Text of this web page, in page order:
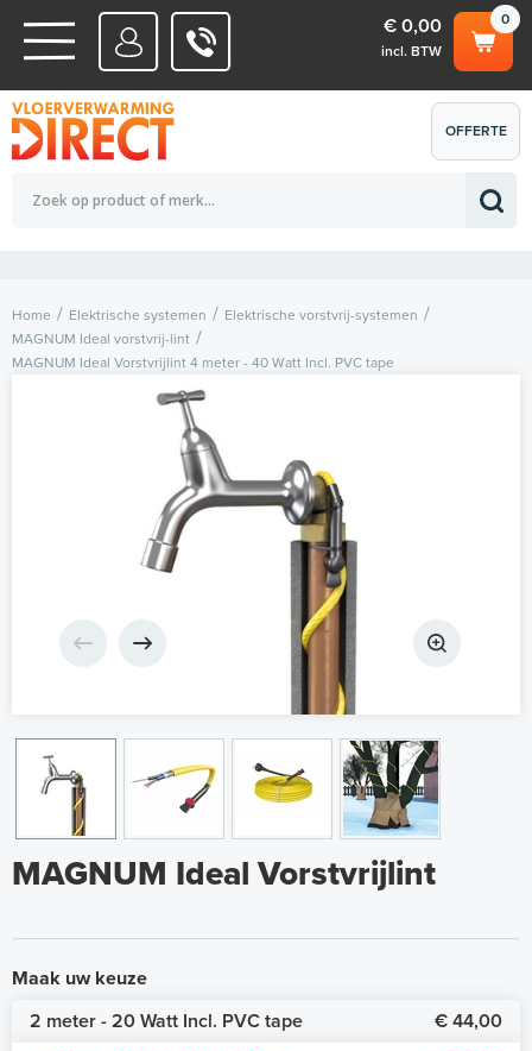
WATERSYSTEMEN
ELEKTRISCHE SYSTEMEN
0
€ 0,00
incl. BTW
Totaalbedrag (incl. BTW) € 0,00
OFFERTE
AANVRAGEN
Home Elektrische systemen
Elektrische vorstvrij-systemen
MAGNUM Ideal vorstvrij-lint
MAGNUM Ideal Vorstvrijlint 4 meter - 40 Watt Incl. PVC tape
MAGNUM Ideal Vorstvrijlint
Maak uw keuze
2 meter - 20 Watt Incl. PVC tape
€ 44,00